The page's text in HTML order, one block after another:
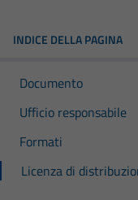
INDICE DELLA PAGINA
Documento
Ufficio responsabile
Formati
Licenza di